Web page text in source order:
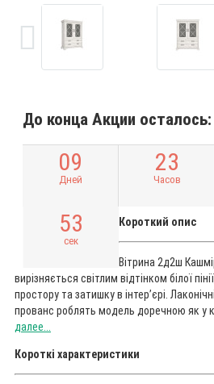
До конца Акции осталось:
09
Дней
23
Часов
52
сек
Короткий опис
Вітрина 2д2ш
вирізняється світлим відтінком білої
простору та затишку в інтер’єрі.
прованс роблять модель доречною як у
далее...
Короткі характеристики